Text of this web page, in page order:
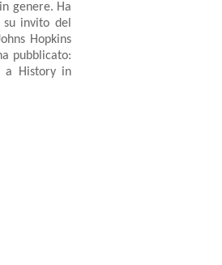
genere. Ha
su invito del
Hopkins
pubblicato:
a History in